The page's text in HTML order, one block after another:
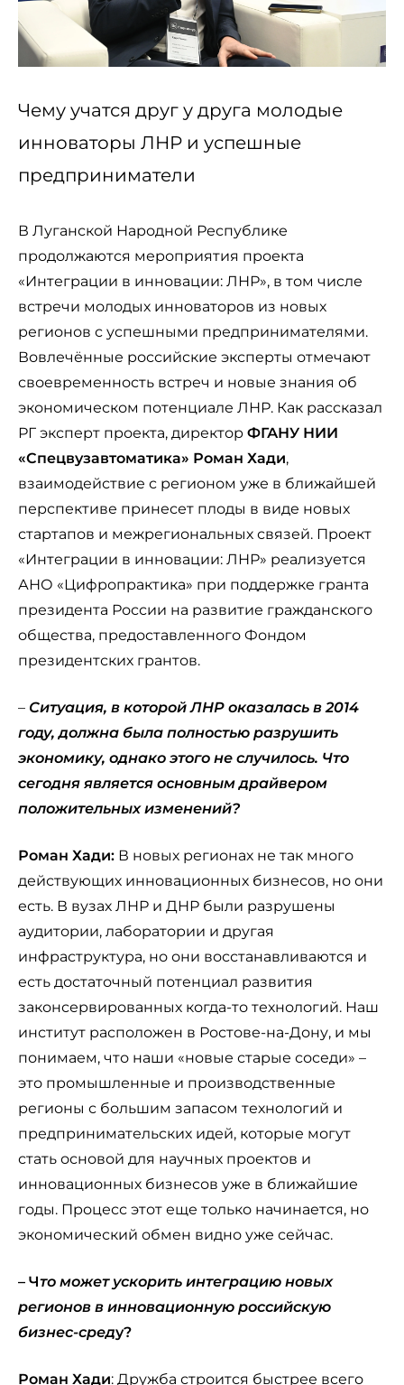
Чему учатся друг у друга молодые
инноваторы ЛНР и успешные
предприниматели
В Луганской Народной Республике
продолжаются мероприятия проекта
«Интеграции в инновации: ЛНР», в том числе
встречи молодых инноваторов из новых
регионов с успешными предпринимателями.
Вовлечённые российские эксперты отмечают
своевременность встреч и новые знания об
экономическом потенциале ЛНР. Как рассказал
РГ эксперт проекта, директор ФГАНУ НИИ
«Спецвузавтоматика» Роман Хади,
взаимодействие с регионом уже в ближайшей
перспективе принесет плоды в виде новых
стартапов и межрегиональных связей. Проект
«Интеграции в инновации: ЛНР» реализуется
АНО «Цифропрактика» при поддержке гранта
президента России на развитие гражданского
общества, предоставленного Фондом
президентских грантов.
– Ситуация, в которой ЛНР оказалась в 2014
году, должна была полностью разрушить
экономику, однако этого не случилось. Что
сегодня является основным драйвером
положительных изменений?
Роман Хади: В новых регионах не так много
действующих инновационных бизнесов, но они
есть. В вузах ЛНР и ДНР были разрушены
аудитории, лаборатории и другая
инфраструктура, но они восстанавливаются и
есть достаточный потенциал развития
законсервированных когда-то технологий. Наш
институт расположен в Ростове-на-Дону, и мы
понимаем, что наши «новые старые соседи» –
это промышленные и производственные
регионы с большим запасом технологий и
предпринимательских идей, которые могут
стать основой для научных проектов и
инновационных бизнесов уже в ближайшие
годы. Процесс этот еще только начинается, но
экономический обмен видно уже сейчас.
– Что может ускорить интеграцию новых
регионов в инновационную российскую
бизнес-среду?
Роман Хади: Дружба строится быстрее всего